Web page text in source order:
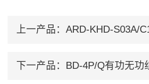
上一产品： ARD-KHD-S03A/
下一产品： BD-4P/Q有功无功